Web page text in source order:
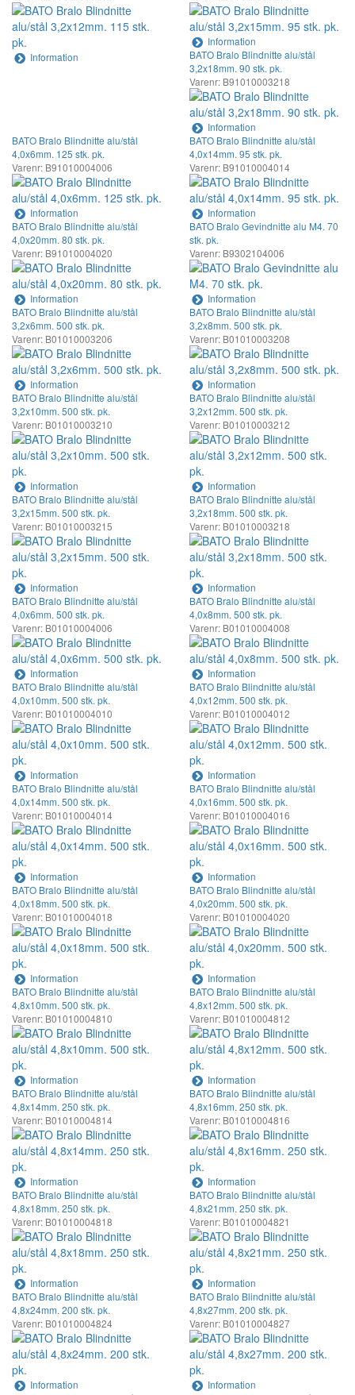
Information
Information
BATO Bralo Blindnitte alu/stål
3,2x18mm. 90 stk. pk.
Varenr: B91010003218
Information
BATO Bralo Blindnitte alu/stål
4,0x6mm. 125 stk. pk.
Varenr: B91010004006
Information
BATO Bralo Blindnitte alu/stål
4,0x14mm. 95 stk. pk.
Varenr: B91010004014
Information
BATO Bralo Blindnitte alu/stål
4,0x20mm. 80 stk. pk.
Varenr: B91010004020
Information
BATO Bralo Gevindnitte alu M4. 70
stk. pk.
Varenr: B9302104006
Information
BATO Bralo Blindnitte alu/stål
3,2x6mm. 500 stk. pk.
Varenr: B01010003206
Information
BATO Bralo Blindnitte alu/stål
3,2x8mm. 500 stk. pk.
Varenr: B01010003208
Information
BATO Bralo Blindnitte alu/stål
3,2x10mm. 500 stk. pk.
Varenr: B01010003210
Information
BATO Bralo Blindnitte alu/stål
3,2x12mm. 500 stk. pk.
Varenr: B01010003212
Information
BATO Bralo Blindnitte alu/stål
3,2x15mm. 500 stk. pk.
Varenr: B01010003215
Information
BATO Bralo Blindnitte alu/stål
3,2x18mm. 500 stk. pk.
Varenr: B01010003218
Information
BATO Bralo Blindnitte alu/stål
4,0x6mm. 500 stk. pk.
Varenr: B01010004006
Information
BATO Bralo Blindnitte alu/stål
4,0x8mm. 500 stk. pk.
Varenr: B01010004008
Information
BATO Bralo Blindnitte alu/stål
4,0x10mm. 500 stk. pk.
Varenr: B01010004010
Information
BATO Bralo Blindnitte alu/stål
4,0x12mm. 500 stk. pk.
Varenr: B01010004012
Information
BATO Bralo Blindnitte alu/stål
4,0x14mm. 500 stk. pk.
Varenr: B01010004014
Information
BATO Bralo Blindnitte alu/stål
4,0x16mm. 500 stk. pk.
Varenr: B01010004016
Information
BATO Bralo Blindnitte alu/stål
4,0x18mm. 500 stk. pk.
Varenr: B01010004018
Information
BATO Bralo Blindnitte alu/stål
4,0x20mm. 500 stk. pk.
Varenr: B01010004020
Information
BATO Bralo Blindnitte alu/stål
4,8x10mm. 500 stk. pk.
Varenr: B01010004810
Information
BATO Bralo Blindnitte alu/stål
4,8x12mm. 500 stk. pk.
Varenr: B01010004812
Information
BATO Bralo Blindnitte alu/stål
4,8x14mm. 250 stk. pk.
Varenr: B01010004814
Information
BATO Bralo Blindnitte alu/stål
4,8x16mm. 250 stk. pk.
Varenr: B01010004816
Information
BATO Bralo Blindnitte alu/stål
4,8x18mm. 250 stk. pk.
Varenr: B01010004818
Information
BATO Bralo Blindnitte alu/stål
4,8x21mm. 250 stk. pk.
Varenr: B01010004821
Information
BATO Bralo Blindnitte alu/stål
4,8x24mm. 200 stk. pk.
Varenr: B01010004824
Information
BATO Bralo Blindnitte alu/stål
4,8x27mm. 200 stk. pk.
Varenr: B01010004827
Information